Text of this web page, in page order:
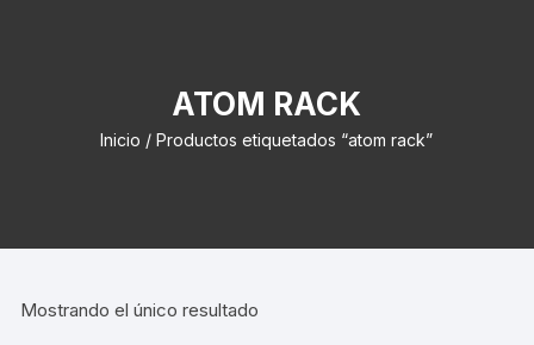
ATOM RACK
Inicio / Productos etiquetados “atom rack”
Mostrando el único resultado